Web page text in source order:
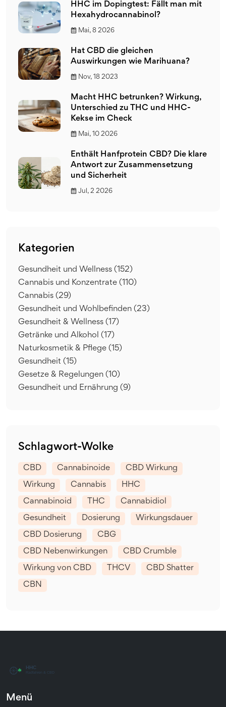
HHC im Dopingtest: Fällt man mit
Hexahydrocannabinol?
Mai, 8 2026
Hat CBD die gleichen
Auswirkungen wie Marihuana?
Nov, 18 2023
Macht HHC betrunken? Wirkung,
Unterschied zu THC und HHC-
Kekse im Check
Mai, 10 2026
Enthält Hanfprotein CBD? Die klare
Antwort zur Zusammensetzung
und Sicherheit
Jul, 2 2026
Kategorien
Gesundheit und Wellness (152)
Cannabis und Konzentrate (110)
Cannabis (29)
Gesundheit und Wohlbefinden (23)
Gesundheit & Wellness (17)
Getränke und Alkohol (17)
Naturkosmetik & Pflege (15)
Gesundheit (15)
Gesetze & Regelungen (10)
Gesundheit und Ernährung (9)
Schlagwort-Wolke
CBD Cannabinoide CBD Wirkung
Wirkung Cannabis HHC
Cannabinoid THC Cannabidiol
Gesundheit Dosierung Wirkungsdauer
CBD Dosierung CBG
CBD Nebenwirkungen CBD Crumble
Wirkung von CBD THCV CBD Shatter
CBN
Menü